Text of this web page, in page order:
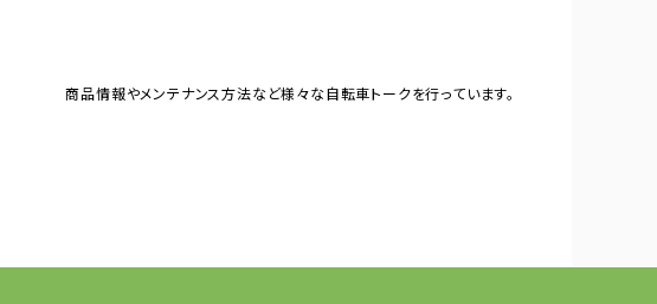
商品情報やメンテナンス方法など様々な自転車トークを行っています。